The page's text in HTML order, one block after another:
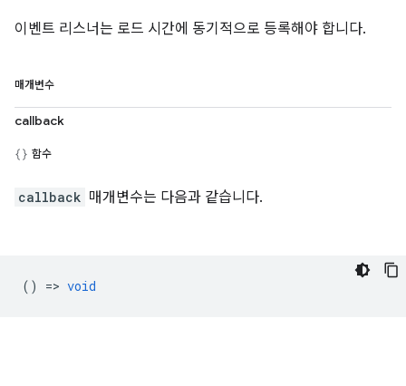
이벤트 리스너는 로드 시간에 동기적으로 등록해야 합니다.
매개변수
callback
함수
callback 매개변수는 다음과 같습니다.
() => void